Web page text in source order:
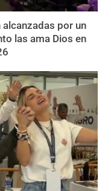
por un
las ama Dios en